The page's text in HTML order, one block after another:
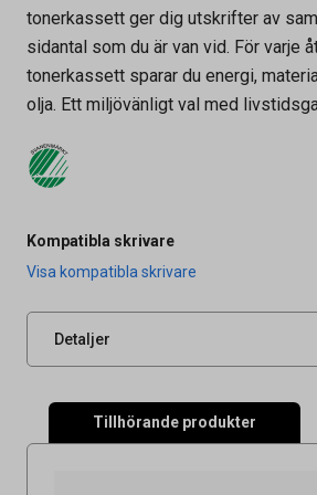
tonerkassett ger dig utskrifter av
sidantal som du är van vid. För varje
tonerkassett sparar du energi,
olja. Ett miljövänligt val med
Kompatibla skrivare
Visa kompatibla skrivare
Detaljer
Leverantörens
UNSPSC
Tillhörande produkter